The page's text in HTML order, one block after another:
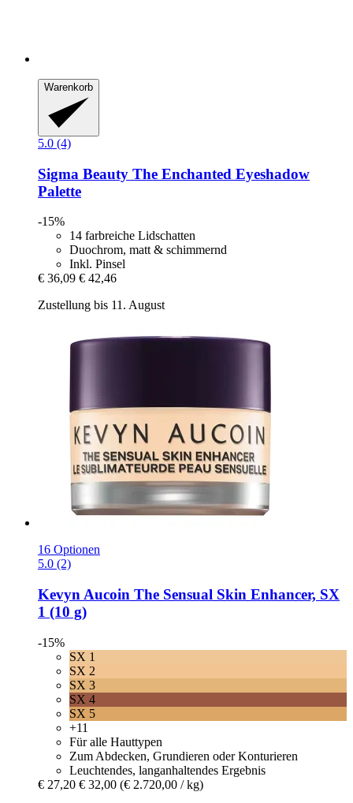
Warenkorb
5.0 (4)
Sigma Beauty The Enchanted Eyeshadow
Palette
-15%
14 farbreiche Lidschatten
Duochrom, matt & schimmernd
Inkl. Pinsel
€ 36,09 € 42,46
Zustellung bis 11. August
16 Optionen
5.0 (2)
Kevyn Aucoin The Sensual Skin Enhancer, SX
1 (10 g)
-15%
SX 1
SX 2
SX 3
SX 4
SX 5
+11
Für alle Hauttypen
Zum Abdecken, Grundieren oder Konturieren
Leuchtendes, langanhaltendes Ergebnis
€ 27,20 € 32,00 (€ 2.720,00 / kg)